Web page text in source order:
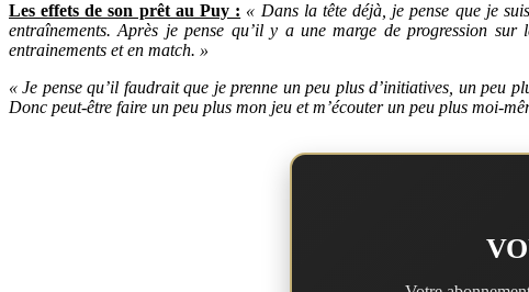
Les effets de son prêt au Puy : « Dans la tête déjà, je pense que je
entraînements. Après je pense qu’il y a une marge de progression
entrainements et en match. »
« Je pense qu’il faudrait que je prenne un peu plus d’initiatives, un peu
Donc peut-être faire un peu plus mon jeu et m’écouter un peu plus moi-